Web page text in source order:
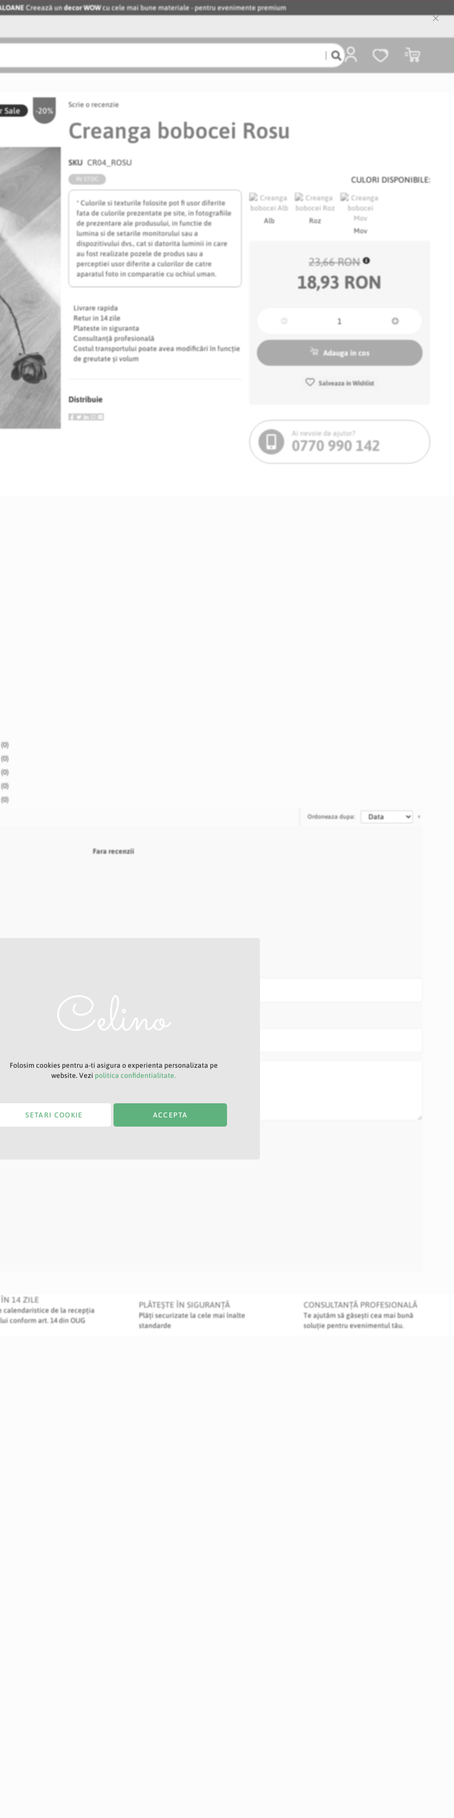
Creează undecor WOWcu cele mai bune materiale - pentru evenimente premium
Coșul meu
-20%
Sale
Scrie o recenzie
Creanga bobocei Rosu
SKU CR04_ROSU
* Culorile si texturile folosite pot fi usor diferite
fata de culorile prezentate pe site, in fotografiile
de prezentare ale produsului, in functie de
lumina si de setarile monitorului sau a
dispozitivului dvs., cat si datorita luminii in care
au fost realizate pozele de produs sau a
perceptiei usor diferite a culorilor de catre
aparatul foto in comparatie cu ochiul uman.
Livrare rapida
Retur in 14 zile
Plateste in siguranta
Consultanță profesională
Costul transportului poate avea modificări în funcție
de greutate și volum
Distribuie
CULORI DISPONIBILE:
Alb
Roz
Mov
23,66 RON
18,93 RON
Adauga in cos
Salveaza in Wishlist
Ai nevoie de ajutor?
0770 990 142
Ordoneaza dupa:
Fara recenzii
Titlu
ÎN 14 ZILE
calendaristice de la recepția
conform art. 14 din OUG
PLĂTEȘTE ÎN SIGURANȚĂ
Plăți securizate la cele mai înalte
standarde
CONSULTANȚĂ PROFESIONALĂ
Te ajutăm să găsești cea mai bună
soluție pentru evenimentul tău.
Folosim cookies pentru a-ti asigura o experienta personalizata pe
website. Vezi politica confidentialitate.
ACCEPTA
SETARI COOKIE